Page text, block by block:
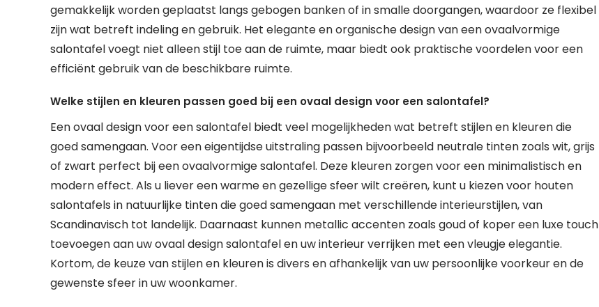
gemakkelijk worden geplaatst langs gebogen banken of in smalle doorgangen, waardoor ze flexibel
zijn wat betreft indeling en gebruik. Het elegante en organische design van een ovaalvormige
salontafel voegt niet alleen stijl toe aan de ruimte, maar biedt ook praktische voordelen voor een
efficiënt gebruik van de beschikbare ruimte.
Welke stijlen en kleuren passen goed bij een ovaal design voor een salontafel?
Een ovaal design voor een salontafel biedt veel mogelijkheden wat betreft stijlen en kleuren die
goed samengaan. Voor een eigentijdse uitstraling passen bijvoorbeeld neutrale tinten zoals wit, grijs
of zwart perfect bij een ovaalvormige salontafel. Deze kleuren zorgen voor een minimalistisch en
modern effect. Als u liever een warme en gezellige sfeer wilt creëren, kunt u kiezen voor houten
salontafels in natuurlijke tinten die goed samengaan met verschillende interieurstijlen, van
Scandinavisch tot landelijk. Daarnaast kunnen metallic accenten zoals goud of koper een luxe touch
toevoegen aan uw ovaal design salontafel en uw interieur verrijken met een vleugje elegantie.
Kortom, de keuze van stijlen en kleuren is divers en afhankelijk van uw persoonlijke voorkeur en de
gewenste sfeer in uw woonkamer.